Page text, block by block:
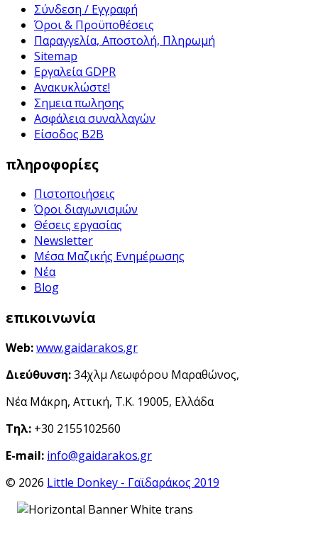
Σύνδεση / Εγγραφή
Όροι & Προϋποθέσεις
Παραγγελία, Αποστολή, Πληρωμή
Sitemap
Εργαλεία GDPR
Ανακυκλώστε!
Σημεια πωλησης
Ασφάλεια συναλλαγών
Είσοδος B2B
πληροφορίες
Πιστοποιήσεις
Όροι διαγωνισμών
Θέσεις εργασίας
Newsletter
Μέσα Μαζικής Ενημέρωσης
Νέα
Blog
επικοινωνία
Web:www.gaidarakos.gr
Διεύθυνση:34χλμ Λεωφόρου Μαραθώνος,
Νέα Μάκρη, Αττική, Τ.Κ. 19005, Ελλάδα
Τηλ: +30 2155102560
E-mail: info@gaidarakos.gr
© 2026 Little Donkey - Γαϊδαράκος 2019